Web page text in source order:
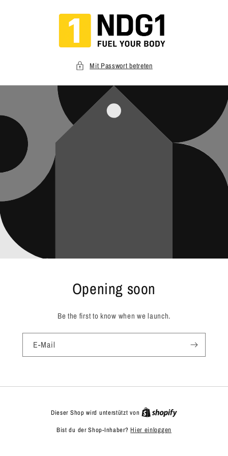
Mit Passwort betreten
Opening soon
Be the first to know when we launch.
E-Mail
Dieser Shop wird unterstützt von
Bist du der Shop-Inhaber? Hier einloggen